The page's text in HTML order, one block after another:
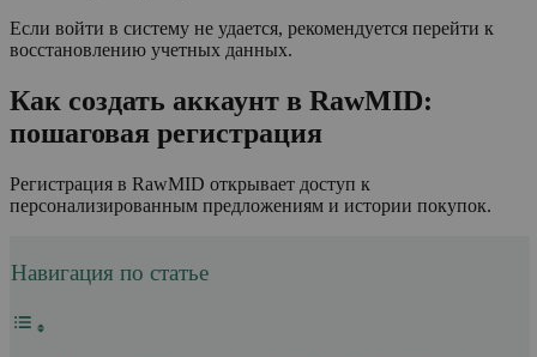
Если войти в систему не удается, рекомендуется перейти к
восстановлению учетных данных.
Как создать аккаунт в RawMID:
пошаговая регистрация
Регистрация в RawMID открывает доступ к
персонализированным предложениям и истории покупок.
Навигация по статье